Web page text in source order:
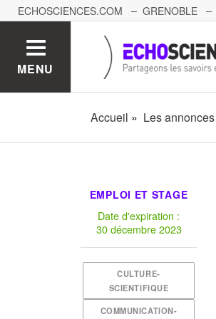
ECHOSCIENCES.COM GRENOBLE
MENU
Accueil Les annonces
EMPLOI ET STAGE
Date d'expiration :
30 décembre 2023
CULTURE-
SCIENTIFIQUE
COMMUNICATION-